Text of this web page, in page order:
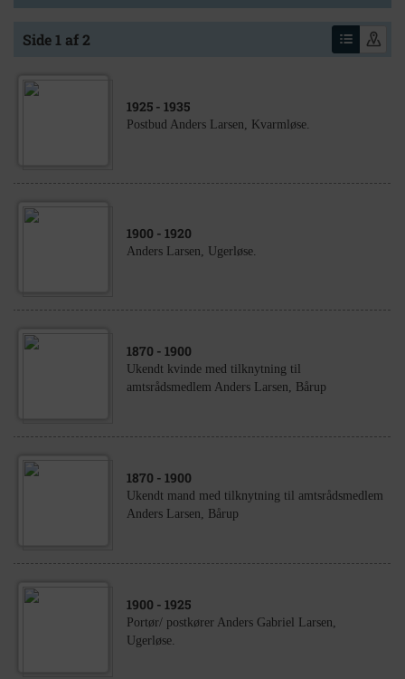
Side 1 af 2
1925 - 1935
Postbud Anders Larsen, Kvarmløse.
1900 - 1920
Anders Larsen, Ugerløse.
1870 - 1900
Ukendt kvinde med tilknytning til
amtsrådsmedlem Anders Larsen, Bårup
1870 - 1900
Ukendt mand med tilknytning til amtsrådsmedlem
Anders Larsen, Bårup
1900 - 1925
Portør/ postkører Anders Gabriel Larsen,
Ugerløse.